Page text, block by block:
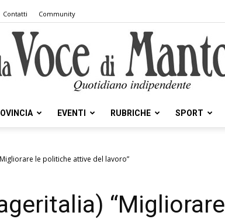
Contatti Community
Voce
EVENTI RUBRICHE SPORT
le politiche attive del lavoro”
“Migliorare